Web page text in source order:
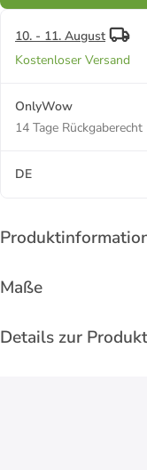
10. - 11. August
Kostenloser Versand
OnlyWow
14 Tage Rückgaberecht
DE
Maße
Details zur